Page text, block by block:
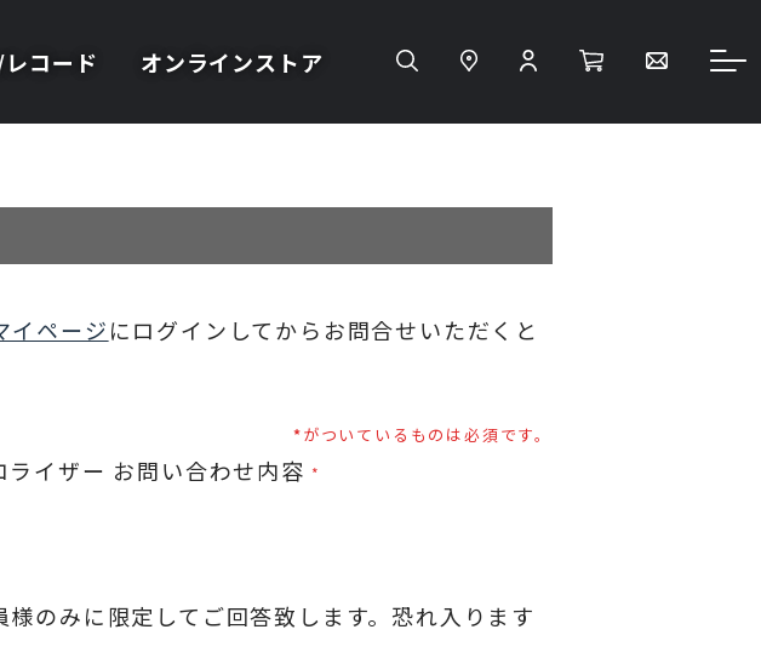
コード オンラインストア
イページにログインしてからお問合せいただくと
がついているものは必須です。
イザー お問い合わせ内容
のみに限定してご回答致します。恐れ入ります